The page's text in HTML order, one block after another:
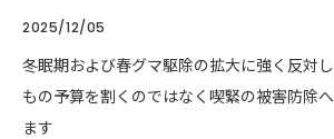
2025/12/05
冬眠期および春グマ駆除の拡大に強く反対
もの予算を割くのではなく喫緊の被害防除
ます